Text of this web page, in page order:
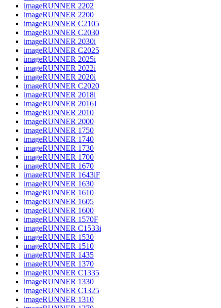
imageRUNNER 2202
imageRUNNER 2200
imageRUNNER C2105
imageRUNNER C2030
imageRUNNER 2030i
imageRUNNER C2025
imageRUNNER 2025i
imageRUNNER 2022i
imageRUNNER 2020i
imageRUNNER C2020
imageRUNNER 2018i
imageRUNNER 2016J
imageRUNNER 2010
imageRUNNER 2000
imageRUNNER 1750
imageRUNNER 1740
imageRUNNER 1730
imageRUNNER 1700
imageRUNNER 1670
imageRUNNER 1643iF
imageRUNNER 1630
imageRUNNER 1610
imageRUNNER 1605
imageRUNNER 1600
imageRUNNER 1570F
imageRUNNER C1533i
imageRUNNER 1530
imageRUNNER 1510
imageRUNNER 1435
imageRUNNER 1370
imageRUNNER C1335
imageRUNNER 1330
imageRUNNER C1325
imageRUNNER 1310